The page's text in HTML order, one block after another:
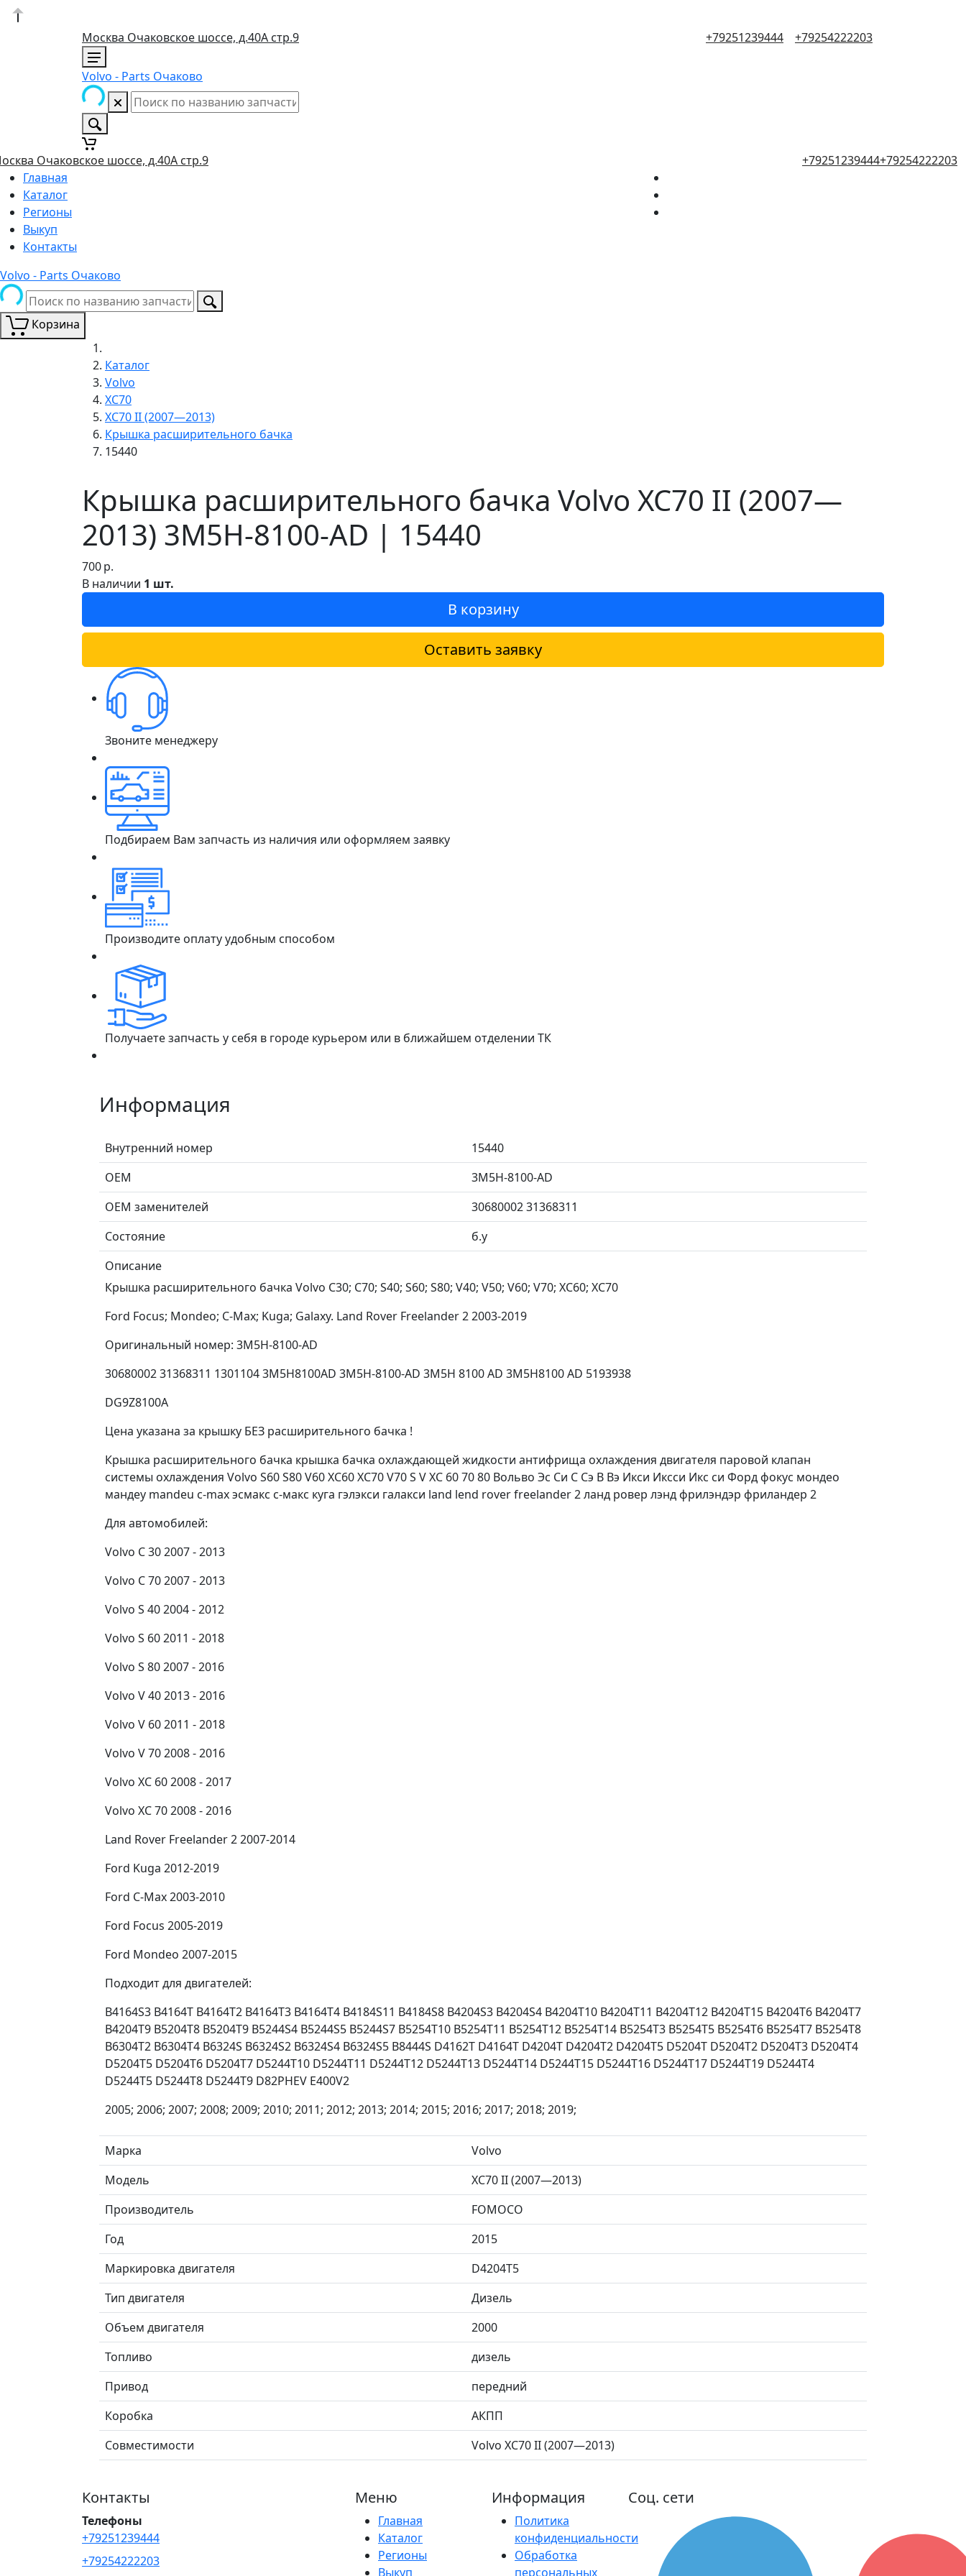
Москва Очаковское шоссе, д.40А стр.9 +79251239444 +79254222203
Volvo - Parts Очаково
Очаковское шоссе, д.40А стр.9 +79251239444+79254222203
Главная
Каталог
Регионы
Выкуп
Контакты
Volvo - Parts Очаково
Корзина
Каталог
Volvo
XC70
XC70 II (2007—2013)
Крышка расширительного бачка
15440
Крышка расширительного бачка Volvo XC70 II (2007—
2013) 3M5H-8100-AD | 15440
700р.
В наличии 1 шт.
В корзину
Оставить заявку
Звоните менеджеру
Подбираем Вам запчасть из наличия или оформляем заявку
Производите оплату удобным способом
Получаете запчасть у себя в городе курьером или в ближайшем отделении ТК
Информация
Внутренний номер
15440
ОЕМ
3M5H-8100-AD
ОЕМ заменителей
30680002 31368311
Состояние
б.у
Описание
Крышка расширительного бачка Volvo C30; C70; S40; S60; S80; V40; V50; V60; V70; XC60; XC70
Ford Focus; Mondeo; C-Max; Kuga; Galaxy. Land Rover Freelander 2 2003-2019
Оригинальный номер: 3M5H-8100-AD
30680002 31368311 1301104 3M5H8100AD 3M5H-8100-AD 3M5H 8100 AD 3M5H8100 AD 5193938
DG9Z8100A
Цена указана за крышку БЕЗ расширительного бачка !
Крышка расширительного бачка крышка бачка охлаждающей жидкости антифрища охлаждения двигателя паровой клапан
системы охлаждения Volvo S60 S80 V60 XC60 XC70 V70 S V XC 60 70 80 Вольво Эс Си С Сэ В Вэ Икси Иксси Икс си Форд фокус мондео
мандеу mandeu c-max эсмакс с-макс куга гэлэкси галакси land lend rover freelander 2 ланд ровер лэнд фрилэндэр фриландер 2
Для автомобилей:
Volvo C 30 2007 - 2013
Volvo C 70 2007 - 2013
Volvo S 40 2004 - 2012
Volvo S 60 2011 - 2018
Volvo S 80 2007 - 2016
Volvo V 40 2013 - 2016
Volvo V 60 2011 - 2018
Volvo V 70 2008 - 2016
Volvo XC 60 2008 - 2017
Volvo XC 70 2008 - 2016
Land Rover Freelander 2 2007-2014
Ford Kuga 2012-2019
Ford C-Max 2003-2010
Ford Focus 2005-2019
Ford Mondeo 2007-2015
Подходит для двигателей:
B4164S3 B4164T B4164T2 B4164T3 B4164T4 B4184S11 B4184S8 B4204S3 B4204S4 B4204T10 B4204T11 B4204T12 B4204T15 B4204T6 B4204T7
B4204T9 B5204T8 B5204T9 B5244S4 B5244S5 B5244S7 B5254T10 B5254T11 B5254T12 B5254T14 B5254T3 B5254T5 B5254T6 B5254T7 B5254T8
B6304T2 B6304T4 B6324S B6324S2 B6324S4 B6324S5 B8444S D4162T D4164T D4204T D4204T2 D4204T5 D5204T D5204T2 D5204T3 D5204T4
D5204T5 D5204T6 D5204T7 D5244T10 D5244T11 D5244T12 D5244T13 D5244T14 D5244T15 D5244T16 D5244T17 D5244T19 D5244T4
D5244T5 D5244T8 D5244T9 D82PHEV E400V2
2005; 2006; 2007; 2008; 2009; 2010; 2011; 2012; 2013; 2014; 2015; 2016; 2017; 2018; 2019;
Марка
Volvo
Модель
XC70 II (2007—2013)
Производитель
FOMOCO
Год
2015
Маркировка двигателя
D4204T5
Тип двигателя
Дизель
Объем двигателя
2000
Топливо
дизель
Привод
передний
Коробка
АКПП
Совместимости
Volvo XC70 II (2007—2013)
Контакты
Телефоны
+79251239444
+79254222203
Меню
Главная
Каталог
Регионы
Выкуп
Информация
Политика
конфиденциальности
Обработка
персональных
Соц. сети